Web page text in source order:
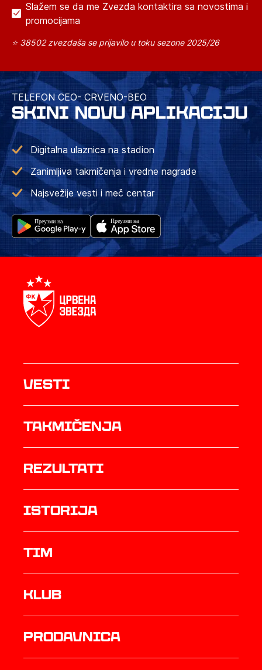
Slažem se da me Zvezda kontaktira sa novostima i
promocijama
⭐ 38502 zvezdaša se prijavilo u toku sezone 2025/26
TELEFON CEO- CRVENO-BEO
SKINI NOVU APLIKACIJU
Digitalna ulaznica na stadion
Zanimljiva takmičenja i vredne nagrade
Najsvežije vesti i meč centar
Vesti
Takmičenja
rezultati
istorija
TIM
Klub
prodavnica